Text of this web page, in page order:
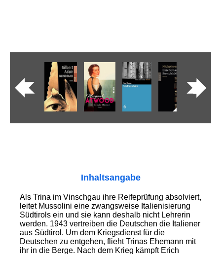
Inhaltsangabe
Als Trina im Vinschgau ihre Reifeprüfung absolviert,
leitet Mussolini eine zwangsweise Italienisierung
Südtirols ein und sie kann deshalb nicht Lehrerin
werden. 1943 vertreiben die Deutschen die Italiener
aus Südtirol. Um dem Kriegsdienst für die
Deutschen zu entgehen, flieht Trinas Ehemann mit
ihr in die Berge. Nach dem Krieg kämpft Erich